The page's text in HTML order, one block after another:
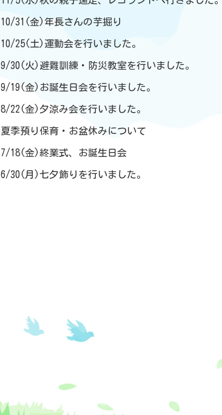
10/31(金)年長さんの芋掘り
10/25(土)運動会を行いました。
9/30(火)避難訓練・防災教室を行いました。
9/19(金)お誕生日会を行いました。
8/22(金)夕涼み会を行いました。
夏季預り保育・お盆休みについて
7/18(金)終業式、お誕生日会
6/30(月)七夕飾りを行いました。